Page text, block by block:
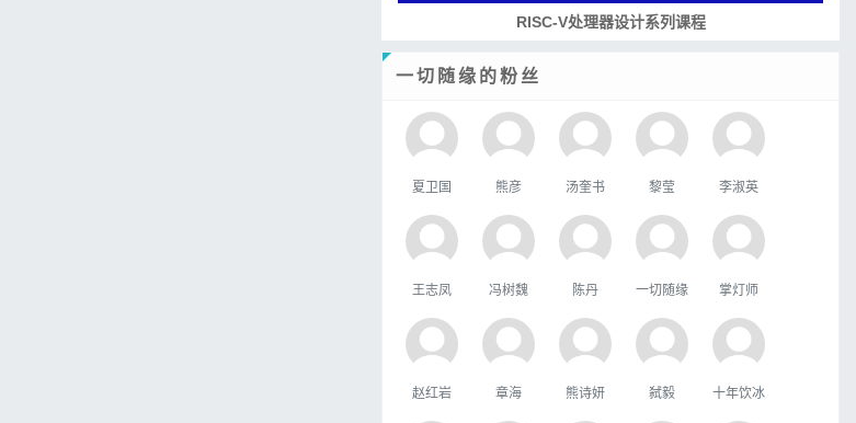
培养RISC-V大学土壤 共建RISC-V教育生态
一切随缘的粉丝
夏卫国 熊彦 汤奎书 黎莹 李淑英
王志凤 冯树魏 陈丹 一切随缘 掌灯师
赵红岩 章海 熊诗妍 弑毅 十年饮冰